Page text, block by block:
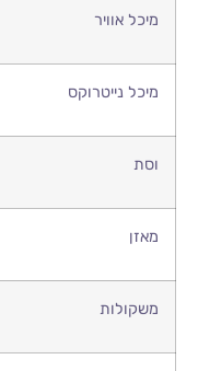
מיכל אוויר
מיכל נייטרוקס
וסת
מאזן
משקולות